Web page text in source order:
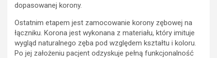
dopasowanej korony.
Ostatnim etapem jest zamocowanie korony zębowej na
łączniku. Korona jest wykonana z materiału, który imituje
wygląd naturalnego zęba pod względem kształtu i koloru.
Po jej założeniu pacjent odzyskuje pełną funkcjonalność